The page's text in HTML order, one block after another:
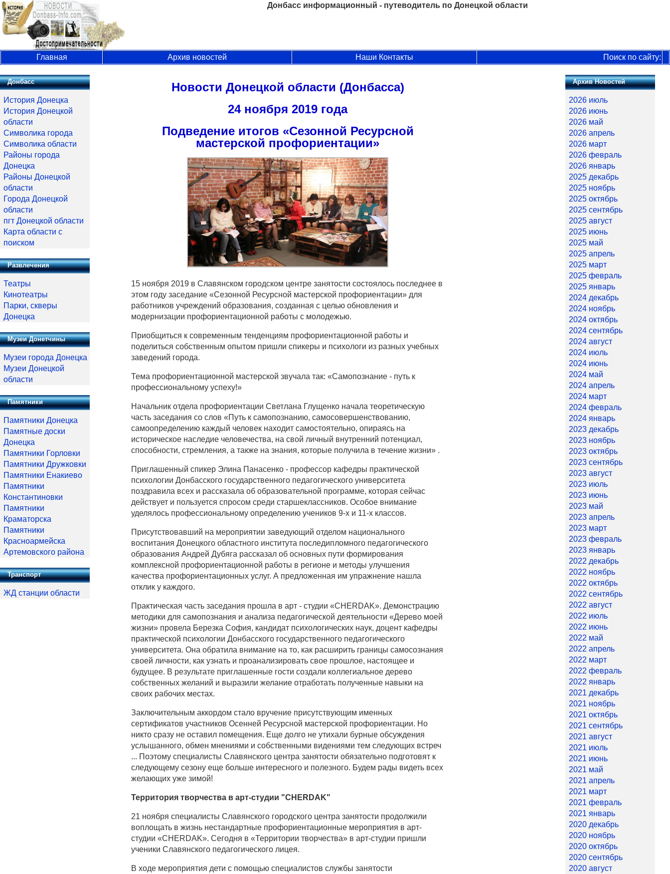
Донбасс информационный - путеводитель по Донецкой области
Главная Архив новостей Наши Контакты Поиск по сайту:
Новости Донецкой области (Донбасса)
24 ноября 2019 года
Подведение итогов «Сезонной Ресурсной
мастерской профориентации»
15 ноября 2019 в Славянском городском центре занятости состоялось последнее в
этом году заседание «Сезонной Ресурсной мастерской профориентации» для
работников учреждений образования, созданная с целью обновления и
модернизации профориентационной работы с молодежью.
Приобщиться к современным тенденциям профориентационной работы и
поделиться собственным опытом пришли спикеры и психологи из разных учебных
заведений города.
Тема профориентационной мастерской звучала так: «Самопознание - путь к
профессиональному успеху!»
Начальник отдела профориентации Светлана Глущенко начала теоретическую
часть заседания со слов «Путь к самопознанию, самосовершенствованию,
самоопределению каждый человек находит самостоятельно, опираясь на
историческое наследие человечества, на свой личный внутренний потенциал,
способности, стремления, а также на знания, которые получила в течение жизни» .
Приглашенный спикер Элина Панасенко - профессор кафедры практической
психологии Донбасского государственного педагогического университета
поздравила всех и рассказала об образовательной программе, которая сейчас
действует и пользуется спросом среди старшеклассников. Особое внимание
уделялось профессиональному определению учеников 9-х и 11-х классов.
Присутствовавший на мероприятии заведующий отделом национального
воспитания Донецкого областного института последипломного педагогического
образования Андрей Дубяга рассказал об основных пути формирования
комплексной профориентационной работы в регионе и методы улучшения
качества профориентационных услуг. А предложенная им упражнение нашла
отклик у каждого.
Практическая часть заседания прошла в арт - студии «CHERDAK». Демонстрацию
методики для самопознания и анализа педагогической деятельности «Дерево моей
жизни» провела Березка София, кандидат психологических наук, доцент кафедры
практической психологии Донбасского государственного педагогического
университета. Она обратила внимание на то, как расширить границы самосознания
своей личности, как узнать и проанализировать свое прошлое, настоящее и
будущее. В результате приглашенные гости создали коллегиальное дерево
собственных желаний и выразили желание отработать полученные навыки на
своих рабочих местах.
Заключительным аккордом стало вручение присутствующим именных
сертификатов участников Осенней Ресурсной мастерской профориентации. Но
никто сразу не оставил помещения. Еще долго не утихали бурные обсуждения
услышанного, обмен мнениями и собственными видениями тем следующих встреч
... Поэтому специалисты Славянского центра занятости обязательно подготовят к
следующему сезону еще больше интересного и полезного. Будем рады видеть всех
желающих уже зимой!
Территория творчества в арт-студии "CHERDAK"
21 ноября специалисты Славянского городского центра занятости продолжили
воплощать в жизнь нестандартные профориентационные мероприятия в арт-
студии «CHERDAK». Сегодня в «Территории творчества» в арт-студии пришли
ученики Славянского педагогического лицея.
В ходе мероприятия дети с помощью специалистов службы занятости
Донбасс
История Донецка
История Донецкой
области
Символика города
Символика области
Районы города
Донецка
Районы Донецкой
области
Города Донецкой
области
пгт Донецкой области
Карта области с
поиском
Развлечения
Театры
Кинотеатры
Парки, скверы
Донецка
Музеи Донетчины
Музеи города Донецка
Музеи Донецкой
области
Памятники
Памятники Донецка
Памятные доски
Донецка
Памятники Горловки
Памятники Дружковки
Памятники Енакиево
Памятники
Константиновки
Памятники
Краматорска
Памятники
Красноармейска
Артемовского района
Транспорт
ЖД станции области
Архив Новостей
2026 июль
2026 июнь
2026 май
2026 апрель
2026 март
2026 февраль
2026 январь
2025 декабрь
2025 ноябрь
2025 октябрь
2025 сентябрь
2025 август
2025 июнь
2025 май
2025 апрель
2025 март
2025 февраль
2025 январь
2024 декабрь
2024 ноябрь
2024 октябрь
2024 сентябрь
2024 август
2024 июль
2024 июнь
2024 май
2024 апрель
2024 март
2024 февраль
2024 январь
2023 декабрь
2023 ноябрь
2023 октябрь
2023 сентябрь
2023 август
2023 июль
2023 июнь
2023 май
2023 апрель
2023 март
2023 февраль
2023 январь
2022 декабрь
2022 ноябрь
2022 октябрь
2022 сентябрь
2022 август
2022 июль
2022 июнь
2022 май
2022 апрель
2022 март
2022 февраль
2022 январь
2021 декабрь
2021 ноябрь
2021 октябрь
2021 сентябрь
2021 август
2021 июль
2021 июнь
2021 май
2021 апрель
2021 март
2021 февраль
2021 январь
2020 декабрь
2020 ноябрь
2020 октябрь
2020 сентябрь
2020 август